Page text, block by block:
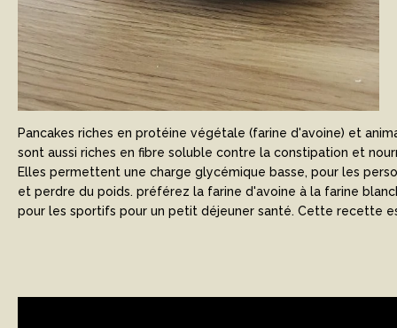
Pancakes riches en protéine végétale (farine d'avoine) et
sont aussi riches en fibre soluble contre la constipation et
Elles permettent une charge glycémique basse, pour les
et perdre du poids. préférez la farine d'avoine à la farine
pour les sportifs pour un petit déjeuner santé. Cette recette